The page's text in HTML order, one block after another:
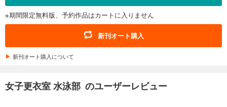
※期間限定無料版、予約作品はカートに入りません
新刊オート購入
新刊オート購入について
女子更衣室 水泳部 のユーザーレビュー